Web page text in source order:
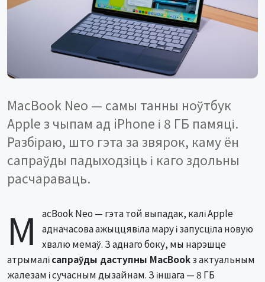
MacBook Neo — самы танны ноўтбук
Apple з чыпам ад iPhone і 8 ГБ памяці.
Разбіраю, што гэта за звярок, каму ён
сапраўды падыходзіць і каго здольны
расчараваць.
M
acBook Neo — гэта той выпадак, калі Apple
адначасова ажыццявіла мару і запусціла новую
хвалю мемаў. З аднаго боку, мы нарэшце
атрымалісапраўды даступны MacBookз актуальным
жалезам і сучасным дызайнам. З іншага — 8 ГБ